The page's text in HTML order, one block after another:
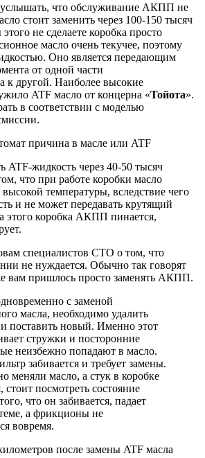
что обслуживание АКПП не
стоит заменить через 100-150 тысяч
не сделаете коробка просто
масло очень текучее, поэтому
Оно является передающим
от одной части
к другой. Наиболее высокие
ATF масло от концерна «Тойота».
в соответствии с моделью
причина в масле или ATF
ATF-жидкость через 40-50 тысяч
что при работе коробки масло
высокой температуры, вследствие чего
и не может передавать крутящий
этого коробка АКПП пинается,
специалистов СТО о том, что
не нуждается. Обычно так говорят
вам пришлось просто заменять АКПП.
с заменой
масла, необходимо удалить
поставить новый. Именно этот
стружки и посторонние
неизбежно попадают в масло.
забивается и требует замены.
меняли масло, а стук в коробке
стоит посмотреть состояние
что он забивается, падает
а фрикционы не
вовремя.
после замены ATF масла